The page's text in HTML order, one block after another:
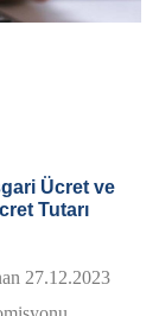
Ücret ve
Tutarı
27.12.2023